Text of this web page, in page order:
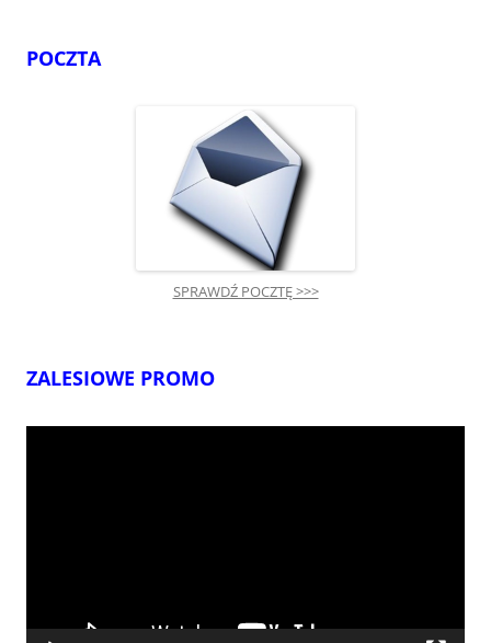
POCZTA
SPRAWDŹ POCZTĘ >>>
ZALESIOWE PROMO
Odtwarzacz